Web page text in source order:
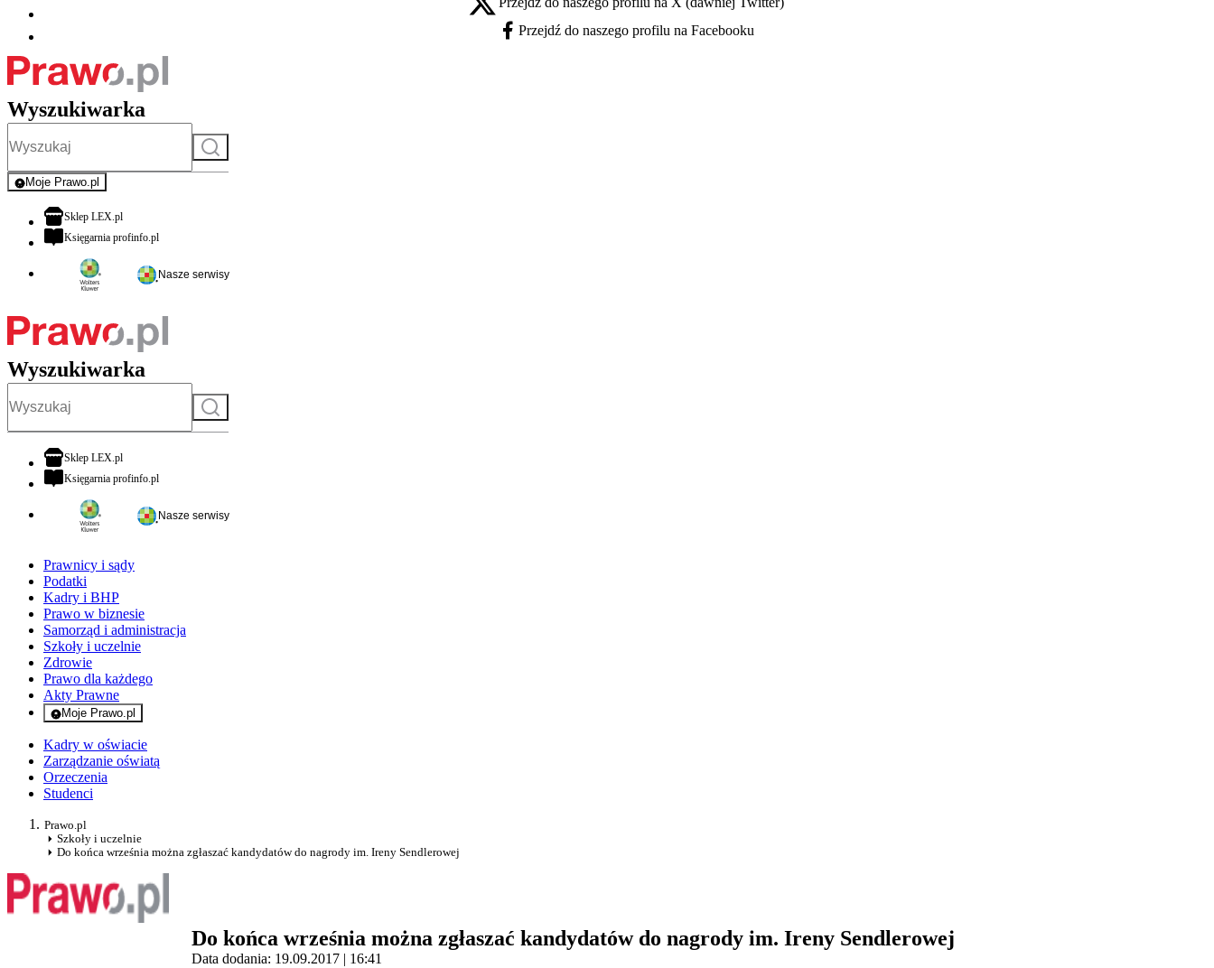
X - otwiera się w nowej karcie
Facebook - otwiera się w nowej karcie
Przejdź do naszego profilu na Facebooku
Wyszukiwarka
Szukaj
Moje Prawo.pl
- rejestracja i logowanie do serwisu
Sklep LEX.plotwiera się w nowej karcie
Księgarnia profinfo.plotwiera się w nowej karcie
Nasze serwisy
Wyszukiwarka
Szukaj
Sklep LEX.plotwiera się w nowej karcie
Księgarnia profinfo.plotwiera się w nowej karcie
Nasze serwisy
Prawnicy i sądy
Podatki
Kadry i BHP
Prawo w biznesie
Samorząd i administracja
Szkoły i uczelnie
Zdrowie
Prawo dla każdego
Akty Prawne
Moje Prawo.pl
- rejestracja i logowanie do serwisu
Kadry w oświacie
Zarządzanie oświatą
Orzeczenia
Studenci
Prawo.pl
Szkoły i uczelnie
Do końca września można zgłaszać kandydatów do nagrody im. Ireny Sendlerowej
Do końca września można zgłaszać kandydatów do nagrody im. Ireny Sendlerowej
Data dodania: 19.09.2017 | 16:41